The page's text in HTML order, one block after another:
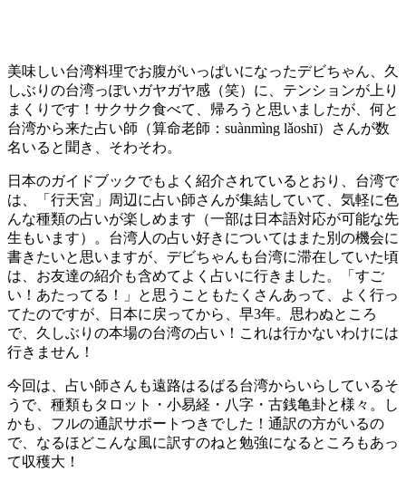
美味しい台湾料理でお腹がいっぱいになったデビちゃん、久
しぶりの台湾っぽいガヤガヤ感（笑）に、テンションが上り
まくりです！サクサク食べて、帰ろうと思いましたが、何と
台湾から来た占い師（算命老師：suànmìng lǎoshī）さんが数
名いると聞き、そわそわ。
日本のガイドブックでもよく紹介されているとおり、台湾で
は、「行天宮」周辺に占い師さんが集結していて、気軽に色
んな種類の占いが楽しめます（一部は日本語対応が可能な先
生もいます）。台湾人の占い好きについてはまた別の機会に
書きたいと思いますが、デビちゃんも台湾に滞在していた頃
は、お友達の紹介も含めてよく占いに行きました。「すご
い！あたってる！」と思うこともたくさんあって、よく行っ
てたのですが、日本に戻ってから、早3年。思わぬところ
で、久しぶりの本場の台湾の占い！これは行かないわけには
行きません！
今回は、占い師さんも遠路はるばる台湾からいらしているそ
うで、種類もタロット・小易経・八字・古銭亀卦と様々。し
かも、フルの通訳サポートつきでした！通訳の方がいるの
で、なるほどこんな風に訳すのねと勉強になるところもあっ
て収穫大！